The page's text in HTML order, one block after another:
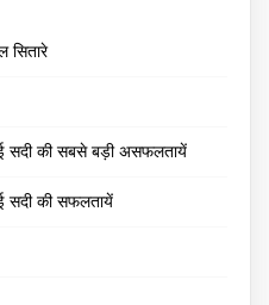
सितारे
सदी की सबसे बड़ी असफलतायें
सदी की सफलतायें